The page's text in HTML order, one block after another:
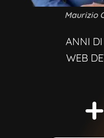
Maurizio
ANNI DI
WEB
+